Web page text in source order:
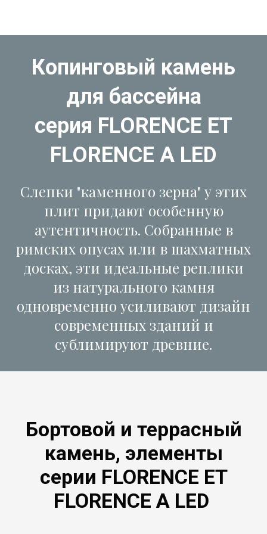
Копинговый камень
для бассейна
серия FLORENCE ET
FLORENCE A LED
Слепки "каменного зерна" у этих
плит придают особенную
аутентичность. Собранные в
римских опусах или в шахматных
досках, эти идеальные реплики
из натурального камня
одновременно усиливают дизайн
современных зданий и
сублимируют древние.
Бортовой и террасный
камень, элементы
серии FLORENCE ET
FLORENCE A LED